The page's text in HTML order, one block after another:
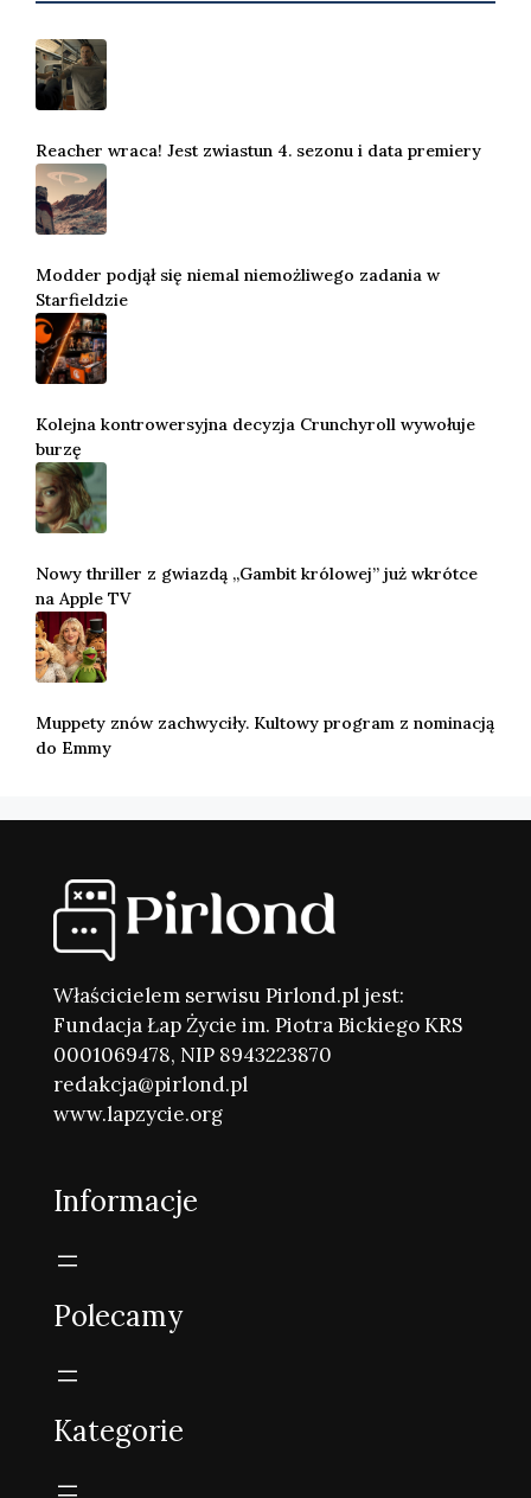
Reacher wraca! Jest zwiastun 4. sezonu i data premiery
Modder podjął się niemal niemożliwego zadania w
Starfieldzie
Kolejna kontrowersyjna decyzja Crunchyroll wywołuje
burzę
Nowy thriller z gwiazdą „Gambit królowej” już wkrótce
na Apple TV
Muppety znów zachwyciły. Kultowy program z nominacją
do Emmy
Właścicielem serwisu Pirlond.pl jest:
Fundacja Łap Życie im. Piotra Bickiego KRS
0001069478, NIP 8943223870
redakcja@pirlond.pl
www.lapzycie.org
Informacje
Polecamy
Kategorie